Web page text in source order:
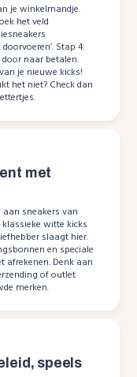
je winkelmandje.
het veld
Stap 4:
naar betalen.
je nieuwe kicks!
het niet? Check dan
met
aan sneakers van
witte kicks
slaagt hier.
en speciale
afrekenen. Denk aan
of outlet
merken.
speels